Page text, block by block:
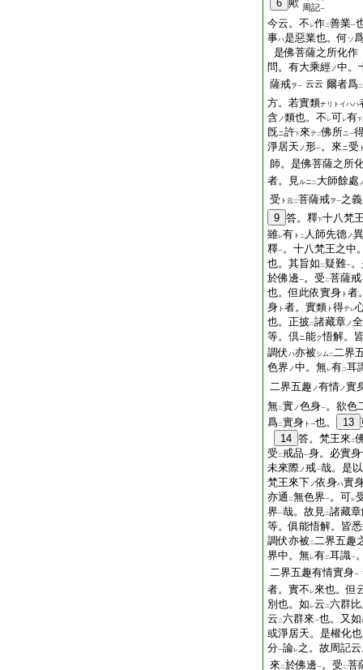
6 歟 周記一
今云。不 レ作二善業一
事ハ是惡業也。何 ソ
是佛菩薩之所化作
問。有大乘經ノ中。
薩戒ヲ一 云云 爾者爲二
方。若實類ナリトイハハ
含ノ類也。不 レ可レ有下
旣ニ許下來テ二佛所ニ一
淨居天 ノ形一。來ニ受
師。是佛菩薩之所
者。見ルニ二 大師餘處
受 ト云二菩薩戒ヲ一之義
9 答。釋下十八梵
雖レ有 ト 二 人師先德ノ
釋一。十八梵王之中
也。其旨如 二 疑難一
於佛邊一。受 二菩薩戒
也。但此依實身 ト 者
身 ト 者。實類 ト 得テレ
也。正披 二諸藏章ノ
等。倶ニ能ク悟解。
調伏 ハ亦被 シム二二界
色界 ノ中。無レ有二耳
二界五趣 ノ有情ノ實
無二實ノ色身一。欲色
爲二實身 ト 一也。 13
14 答。梵王來 二
受 二戒品一身。必實
未來際ノ戒一哉。是
梵王來下ノ依身ハ實
亦通 二無色界一。可レ
界一哉。故見二諸藏
等。俱能悟解。皆
調伏亦被 二二界五趣
界中。無レ有二耳識一
二界五趣有情實身一
者。實不 レ來也。但
別也。如 レ云 二六群
云 二六群來一也。又如
或淨居天。是權化
分一論レ之。故周記
來 二於佛邊一。受 二菩